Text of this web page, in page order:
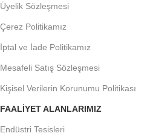
Üyelik Sözleşmesi
Çerez Politikamız
İptal ve İade Politikamız
Mesafeli Satış Sözleşmesi
Kişisel Verilerin Korunumu Politikası
FAALIYET ALANLARIMIZ
Endüstri Tesisleri